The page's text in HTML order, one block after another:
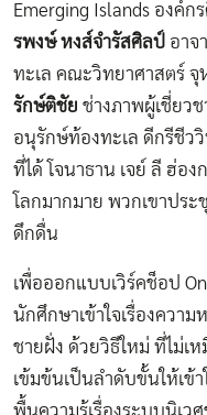
Emerging Islands องค์
รพงษ์ หงส์จำรัสศิลป์ อาจ
ทะเล คณะวิทยาศาสตร์
รักษ์ติชัย ช่างภาพผู้เชี่ยวช
อนุรักษ์ท้องทะเล ดีกรีชีว
ที่ได้ โจนาธาน เจย์ ลี ฮ่อ
โลกมากมาย พวกเขาปร
ดึกดื่น
เพื่อออกแบบเวิร์คช็อป
นักศึกษาเข้าใจเรื่องควา
ชายฝั่ง ด้วยวิธีใหม่ ที่ไม่เห
เข้มข้นเป็นลำดับขั้นให้เข้า
พื้นความรู้เรื่องระบบนิเว